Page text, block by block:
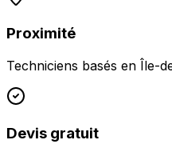
Proximité
Techniciens basés en Île-
Devis gratuit